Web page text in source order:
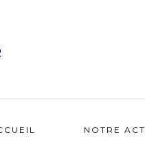
NOTRE